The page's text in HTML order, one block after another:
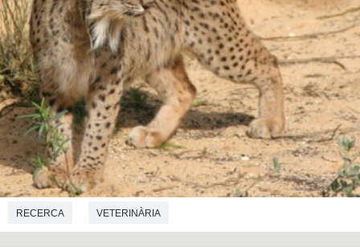
RECERCA VETERINÀRIA